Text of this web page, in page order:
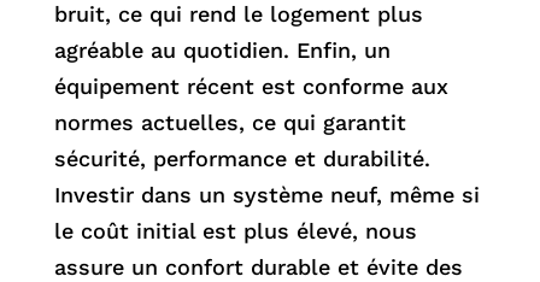
bruit, ce qui rend le logement plus
agréable au quotidien. Enfin, un
équipement récent est conforme aux
normes actuelles, ce qui garantit
sécurité, performance et durabilité.
Investir dans un système neuf, même si
le coût initial est plus élevé, nous
assure un confort durable et évite des